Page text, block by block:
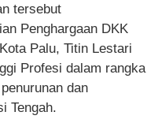
tersebut
Penghargaan DKK
Palu, Titin Lestari
Profesi dalam rangka
dan
Tengah.